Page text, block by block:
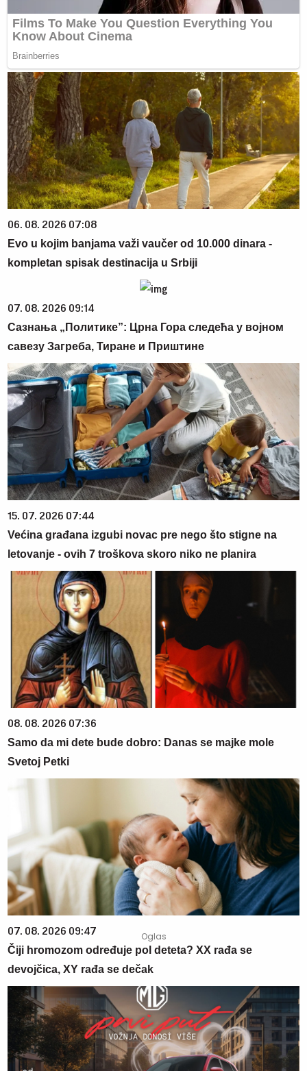
06. 08. 2026 07:08
Evo u kojim banjama važi vaučer od 10.000 dinara -
kompletan spisak destinacija u Srbiji
07. 08. 2026 09:14
Сазнања „Политике”: Црна Гора следећа у војном
савезу Загреба, Тиране и Приштине
15. 07. 2026 07:44
Većina građana izgubi novac pre nego što stigne na
letovanje - ovih 7 troškova skoro niko ne planira
08. 08. 2026 07:36
Samo da mi dete bude dobro: Danas se majke mole
Svetoj Petki
07. 08. 2026 09:47
Čiji hromozom određuje pol deteta? XX rađa se
devojčica, XY rađa se dečak